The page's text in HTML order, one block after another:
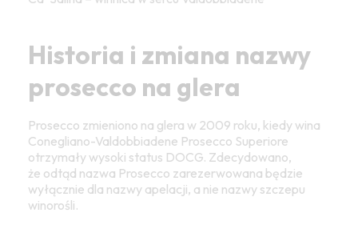
Historia i zmiana nazwy
prosecco na glera
Prosecco zmieniono na glera w 2009 roku, kiedy wina
Conegliano-Valdobbiadene Prosecco Superiore
otrzymały wysoki status DOCG. Zdecydowano,
że odtąd nazwa Prosecco zarezerwowana będzie
wyłącznie dla nazwy apelacji, a nie nazwy szczepu
winorośli.